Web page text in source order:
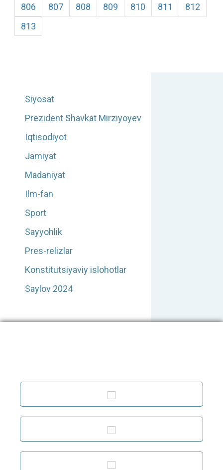
806
807 808 809 810 811
812
813
Siyosat
Prezident Shavkat Mirziyoyev
Iqtisodiyot
Jamiyat
Madaniyat
Ilm-fan
Sport
Sayyohlik
Pres-relizlar
Konstitutsiyaviy islohotlar
Saylov 2024